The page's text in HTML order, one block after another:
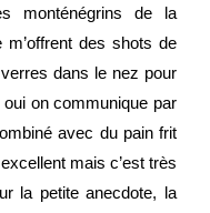
monténégrins de la
des shots de
dans le nez pour
on communique par
avec du pain frit
mais c’est très
la petite anecdote, la